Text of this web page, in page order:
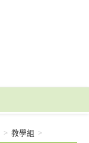
> 教學組 >